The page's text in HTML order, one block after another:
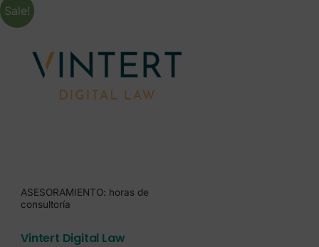
Sale!
ASESORAMIENTO: horas de
consultoría
Vintert Digital Law